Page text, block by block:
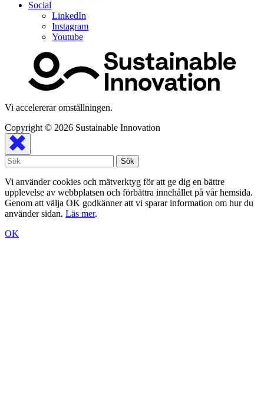
Social
LinkedIn
Instagram
Youtube
Vi accelererar omställningen.
Copyright © 2026 Sustainable Innovation
Vi använder cookies och mätverktyg för att ge dig en bättre
upplevelse av webbplatsen och förbättra innehållet på vår hemsida.
Genom att välja OK godkänner att vi sparar information om hur du
använder sidan. Läs mer.
OK